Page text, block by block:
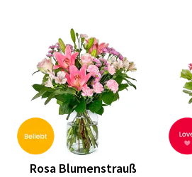
Rosa Blumenstrauß